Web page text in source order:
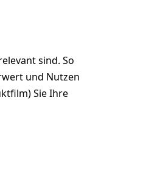
sind. So
und Nutzen
Sie Ihre